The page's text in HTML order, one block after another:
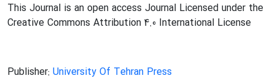
This Journal is an open access Journal Licensed under the
Creative Commons Attribution 4.0 International License
Publisher: University Of Tehran Press